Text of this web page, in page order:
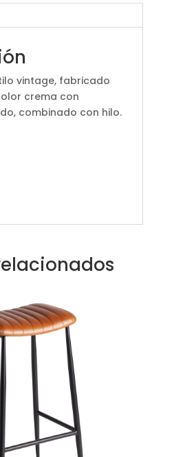
vintage, fabricado
crema con
combinado con hilo.